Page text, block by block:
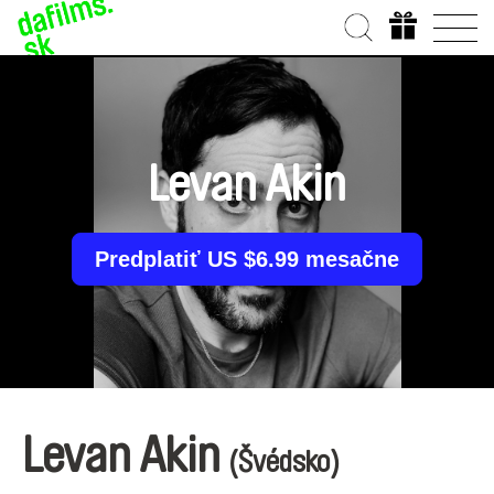
Levan Akin
Predplatiť US $6.99 mesačne
Levan Akin (Švédsko)